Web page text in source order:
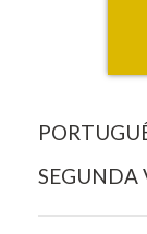
SEGUNDA